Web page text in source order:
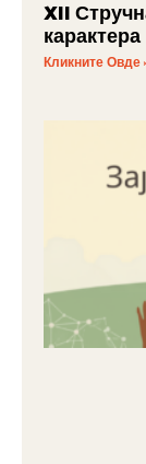
XII
карактера
Кликните Овде